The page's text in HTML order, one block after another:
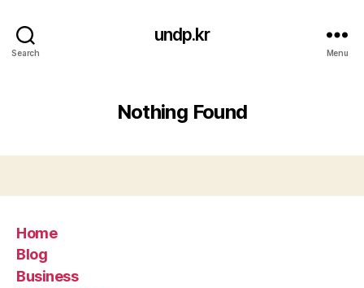
Search
undp.kr
Menu
Nothing Found
Home
Blog
Business